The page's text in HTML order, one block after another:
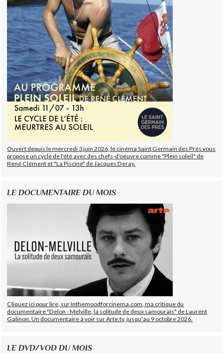
Ouvert depuis le mercredi 3 juin 2026, le cinéma Saint Germain des Prés vous
propose un cycle de l'été avec des chefs-d'oeuvre comme "Plein soleil" de
René Clément et "La Piscine" de Jacques Deray.
LE DOCUMENTAIRE DU MOIS
Cliquez ici pour lire, sur Inthemoodforcinema.com, ma critique du
documentaire "Delon - Melville, la solitude de deux samouraïs" de Laurent
Galinon. Un documentaire à voir sur Arte.tv, jusqu'au 9 octobre 2026.
LE DVD/VOD DU MOIS